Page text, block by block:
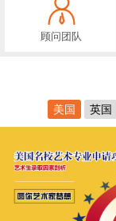
顾问团队
美国
英国